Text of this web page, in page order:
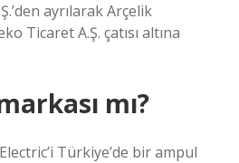
ayrılarak Arçelik
Ticaret A.Ş. çatısı altına
mı?
Türkiye’de bir ampul